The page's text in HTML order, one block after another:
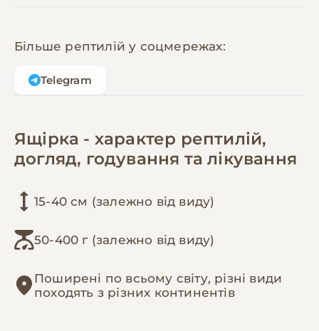
Більше рептилій у соцмережах:
Telegram
Ящірка - характер рептилій,
догляд, годування та лікування
15-40 см (залежно від виду)
50-400 г (залежно від виду)
Поширені по всьому світу, різні види
походять з різних континентів